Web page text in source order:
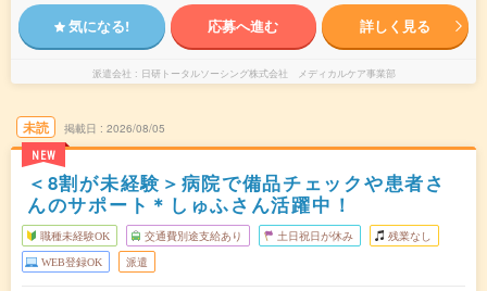
気になる! 応募へ進む 詳しく見る
派遣会社 日研トータルソーシング株式会社 メディカルケア事業部
未読
NEW
掲載日 2026/08/05
＜8割が未経験＞病院で備品チェックや患者さ
んのサポート＊しゅふさん活躍中！
職種未経験OK 交通費別途支給あり 土日祝日が休み 残業なし
WEB登録OK 派遣